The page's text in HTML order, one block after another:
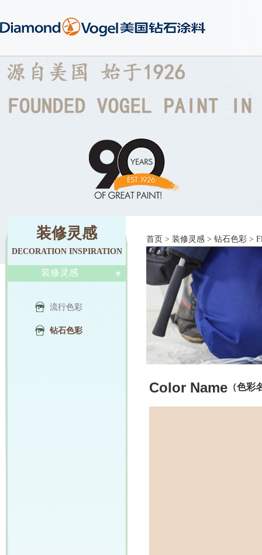
装修灵感
DECORATION INSPIRATION
装修灵感
流行色彩
钻石色彩
首页 > 装修灵感 > 钻石色彩 >
Color Name （色彩